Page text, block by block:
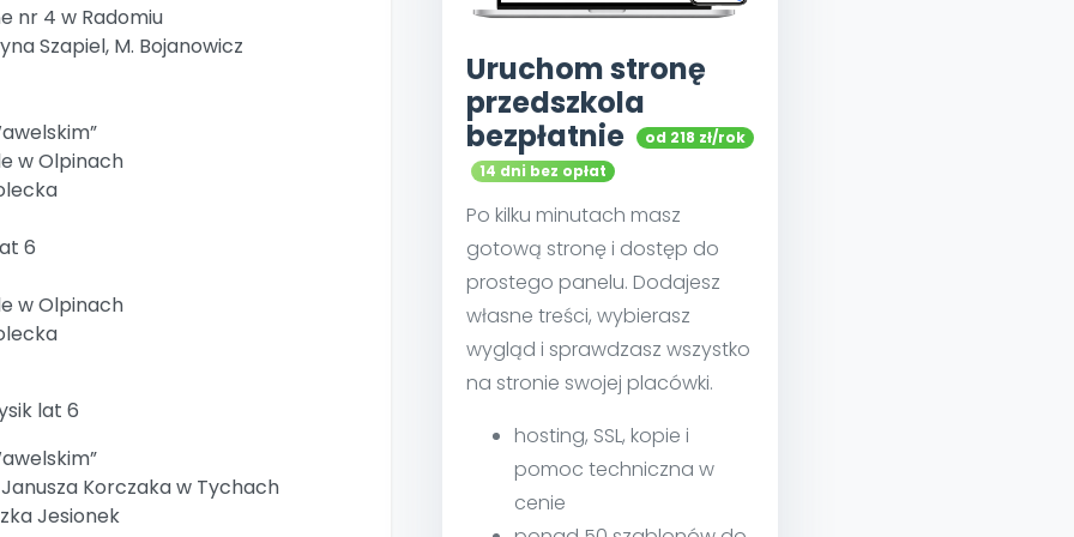
nr 4 w Radomiu
Szapiel, M. Bojanowicz
w Olpinach
6
w Olpinach
lat 6
Korczaka w Tychach
Jesionek
Uruchom stronę
przedszkola
bezpłatnie
od 218 zł/rok
14 dni bez opłat
Po kilku minutach masz
gotową stronę i dostęp do
prostego panelu. Dodajesz
własne treści, wybierasz
wygląd i sprawdzasz wszystko
na stronie swojej placówki.
hosting, SSL, kopie i
pomoc techniczna w
cenie